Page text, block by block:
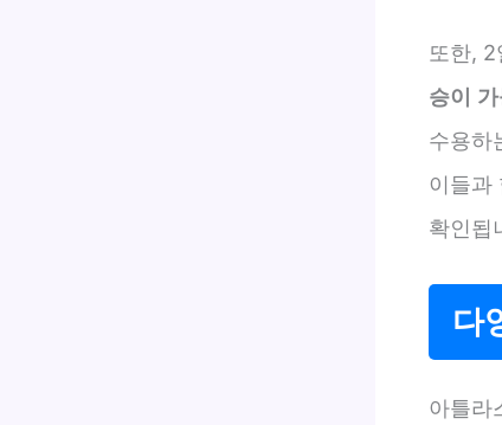
또한, 2
승이
수용하
이들과
확인됩
다
아틀라